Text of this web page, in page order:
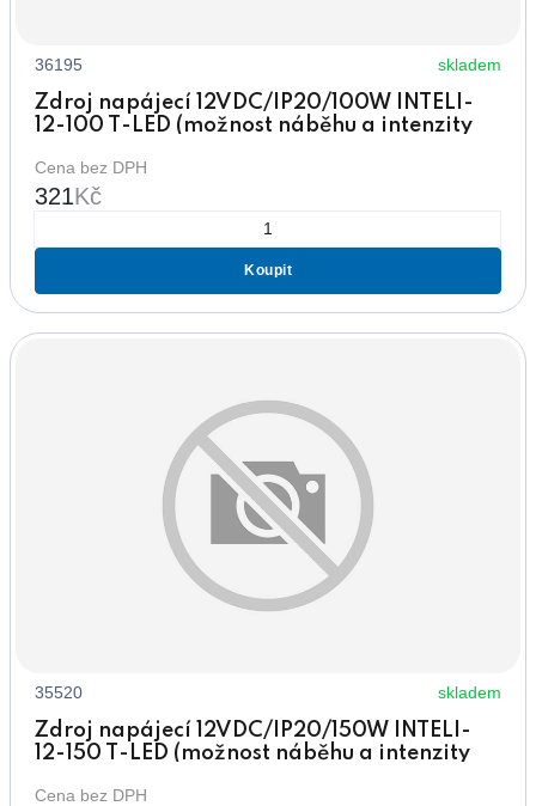
36195 skladem
Zdroj napájecí 12VDC/IP20/100W INTELI-
12-100 T-LED (možnost náběhu a intenzity
Cena bez DPH
321Kč
Koupit
35520 skladem
Zdroj napájecí 12VDC/IP20/150W INTELI-
12-150 T-LED (možnost náběhu a intenzity
Cena bez DPH